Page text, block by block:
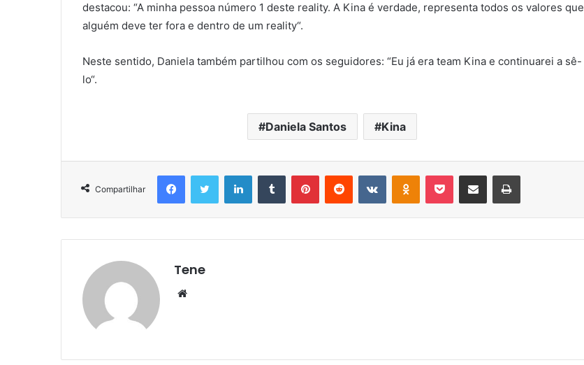
destacou: “A minha pessoa número 1 deste reality. A Kina é verdade, representa todos os valores que
alguém deve ter fora e dentro de um reality“.
Neste sentido, Daniela também partilhou com os seguidores: “Eu já era team Kina e continuarei a sê-
lo“.
Daniela Santos Kina
Compartilhar
FacebookTwitter LinkedinTumblr PinterestReddit VK OK Pocket Compartilhar via e-mail Imprimir
Tene
Website